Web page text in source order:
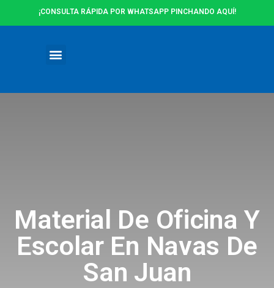
¡CONSULTA RÁPIDA POR WHATSAPP PINCHANDO AQUÍ!
Material De Oficina Y
Escolar En Navas De
San Juan